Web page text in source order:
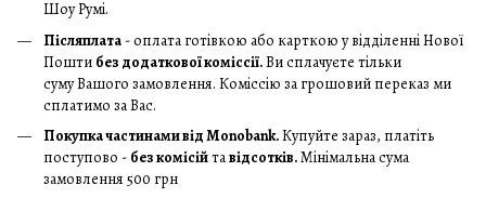
Шоу Румі.
Післяплата - оплата готівкою або карткою у відділенні Нової
Пошти без додаткової коміссії.Ви сплачуєте тільки
суму Вашого замовлення. Коміссію за грошовий переказ ми
сплатимо за Вас.
Покупка частинами від Monobank.Купуйте зараз, платіть
поступово - без комісійтавідсотків.Мінімальна сума
замовлення 500 грн